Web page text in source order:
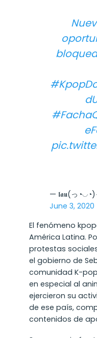
— 𝖑𝖆𝖚(っ
June 3, 2020
El fenómeno
América Latina.
protestas
el gobierno de
comunidad K-
en especial al
ejercieron su
de ese país,
contenidos de